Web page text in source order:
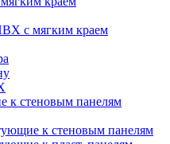
с мягким краем
к стеновым панелям
к стеновым панелям